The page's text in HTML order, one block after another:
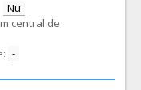
Nu
central de
-